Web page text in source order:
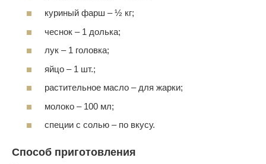
куриный фарш – ½ кг;
чеснок – 1 долька;
лук – 1 головка;
яйцо – 1 шт.;
растительное масло – для жарки;
молоко – 100 мл;
специи с солью – по вкусу.
Способ приготовления